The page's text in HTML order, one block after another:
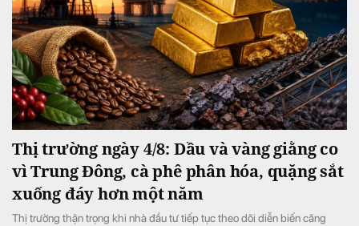
Thị trường ngày 4/8: Dầu và vàng giằng co
vì Trung Đông, cà phê phân hóa, quặng sắt
xuống đáy hơn một năm
Thị trường thận trọng khi nhà đầu tư tiếp tục theo dõi diễn biến căng